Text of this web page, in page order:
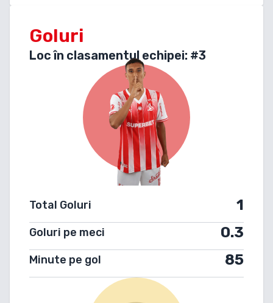
Goluri
Loc în clasamentul echipei: #3
Total Goluri 1
Goluri pe meci 0.3
Minute pe gol 85